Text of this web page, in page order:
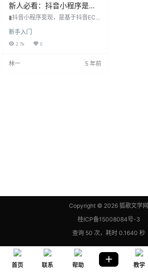
新人必看：抖音小程序是如
何赚钱的
▮抖音小程序变现，是基于抖音ECP
你挂出去链接有人点击进行测试，
并看完广告后，你可以得到每次完
样。 ▮假设有1万人点击并看完广
新手入门
2.7k 0
林一 5 年前
Copyright © 2026 狐歌文学网
桂ICP备15008084号-3
查询 50 次，耗时 0.1640 秒
首页 联系 帮助 教学